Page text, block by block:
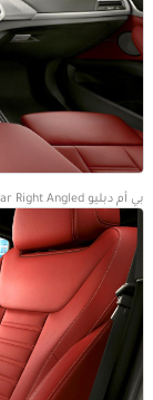
بي أم دبليو X4 interior - Rear Right Angled